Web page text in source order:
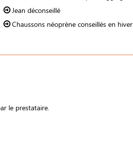
Jean déconseillé
Chaussons néoprène conseillés en hiver
le prestataire.